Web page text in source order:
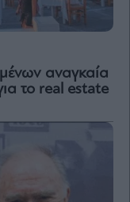
αναγκαία
το real estate